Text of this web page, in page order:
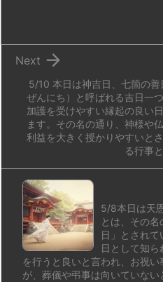
5/10 本日は神吉日、七箇の善
ぜんにち）と呼ばれる吉日一
加護を受けやすい縁起の良い
ます。その名の通り、神様や
利益を大きく授かりやすいと
る行事

Next
5/8本日は天
とは、その
日」とされ
日として知ら
を行うと良いと言われ、お祝
が、葬儀や弔事は向いていない